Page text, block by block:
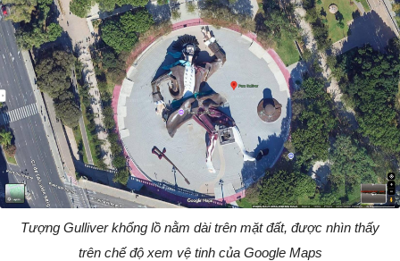
Tượng Gulliver khổng lồ nằm dài trên mặt đất, được nhìn thấy
trên chế độ xem vệ tinh của Google Maps